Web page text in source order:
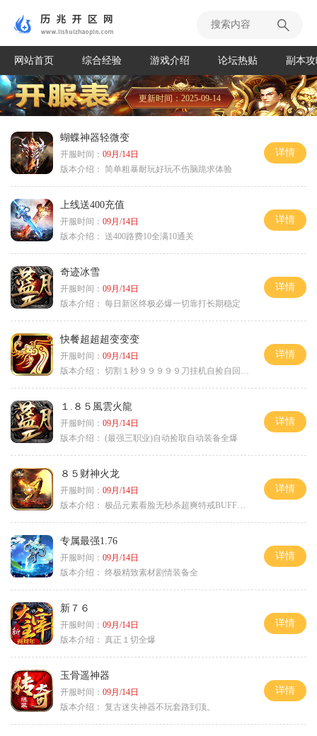
网站首页 综合经验 游戏介绍 论坛热贴 副本
更新时间：2025-09-14
蝴蝶神器轻微变
开服时间： 09月/14日
版本介绍： 简单粗暴耐玩好玩不伤脑跪求体验
详情
上线送400充值
开服时间： 09月/14日
版本介绍： 送400路费10全满10通关
详情
奇迹冰雪
开服时间： 09月/14日
版本介绍： 每日新区终极必爆一切靠打长期稳定
详情
快餐超超超变变变
开服时间： 09月/14日
版本介绍： 切割１秒９９９９９刀挂机自捡自回０血不
详情
１.８５風雲火龍
开服时间： 09月/14日
版本介绍： (最强三职业)自动捡取自动装备全爆
详情
８５财神火龙
开服时间： 09月/14日
版本介绍： 极品元素看脸无秒杀超爽特戒BUFF无合成
详情
专属最强1.76
开服时间： 09月/14日
版本介绍： 终极精致素材剧情装备全
详情
新７６
开服时间： 09月/14日
版本介绍： 真正１切全爆
详情
玉骨遥神器
开服时间： 09月/14日
版本介绍： 复古迷失神器不玩套路到顶。
详情